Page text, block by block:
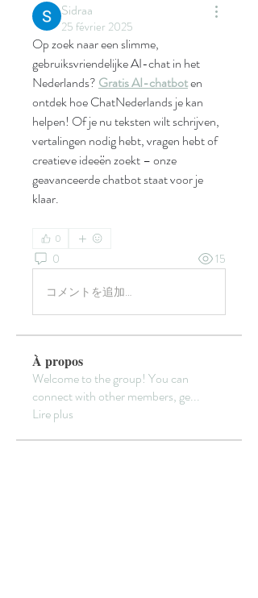
Sidraa
25 février 2025
Op zoek naar een slimme,
gebruiksvriendelijke AI-chat in het
Nederlands? Gratis AI-chatbot en
ontdek hoe ChatNederlands je kan
helpen! Of je nu teksten wilt schrijven,
vertalingen nodig hebt, vragen hebt of
creatieve ideeën zoekt – onze
geavanceerde chatbot staat voor je
klaar.
0
0 15
コメントを追加…
À propos
Welcome to the group! You can
connect with other members, ge...
Lire plus